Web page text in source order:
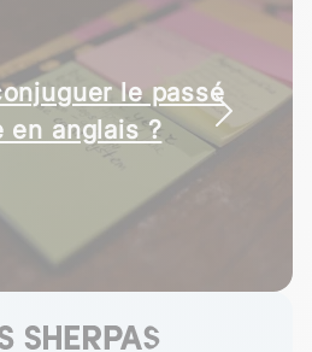
le passé
en anglais ?
le prétérit
anglais ?